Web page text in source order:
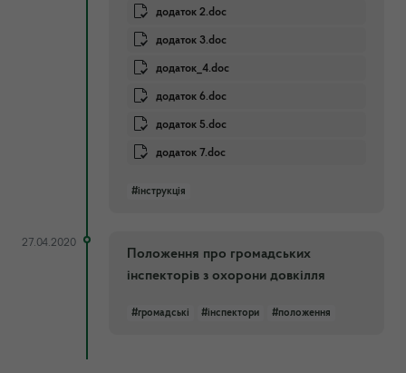
додаток 2.doc
додаток 3.doc
додаток_4.doc
додаток 6.doc
додаток 5.doc
додаток 7.doc
#інструкція
27.04.2020
Положення про громадських
інспекторів з охорони довкілля
#громадські #інспектори #положення